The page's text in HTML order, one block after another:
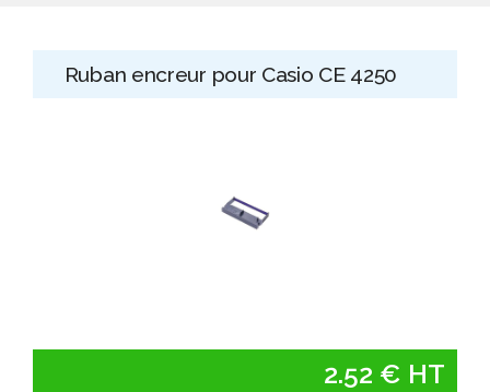
Ruban encreur pour Casio CE 4250
2.52 € HT